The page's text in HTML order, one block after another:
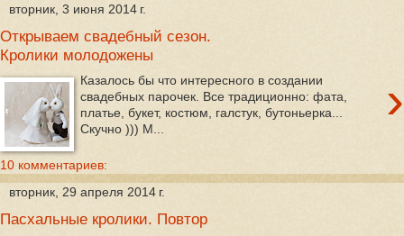
вторник, 3 июня 2014 г.
Открываем свадебный сезон.
Кролики молодожены
›
Казалось бы что интересного в создании
свадебных парочек. Все традиционно: фата,
платье, букет, костюм, галстук, бутоньерка...
Скучно ))) М...
10 комментариев:
вторник, 29 апреля 2014 г.
Пасхальные кролики. Повтор